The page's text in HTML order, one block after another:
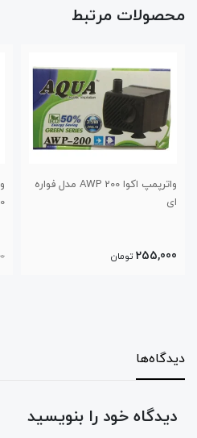
محصولات مرتبط
واترپمپ اکوا AWP 200 مدل فواره
تومان
واتر پمپ
دیدگاه‌ها
دیدگاه خود را بنویسید